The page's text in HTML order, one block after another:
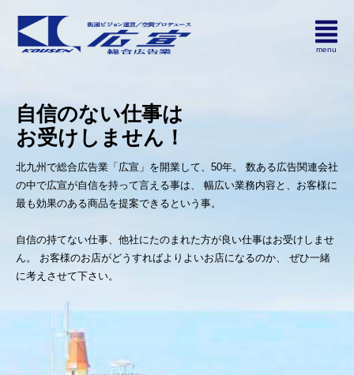
自信のない仕事は
お受けしません！
北九州で総合広告業「広宣」を開業して、50年。 数ある広告関連会社
の中で広宣が自信を持って言える事は、 幅広い業務内容と、お客様に
最も効果のある商品を提案できるという事。
自信の持てない仕事、他社にたのまれた方が良い仕事はお受けしませ
ん。 お客様のお店がどうすればよりよいお店になるのか、 ぜひ一緒
に考えさせて下さい。